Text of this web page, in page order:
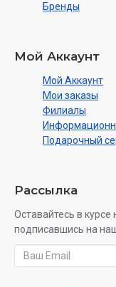
Бренды
Мой Аккаунт
Мой Аккаунт
Мои заказы
Филиалы
Подарочный
Рассылка
Оставайтесь в
подписавшись на